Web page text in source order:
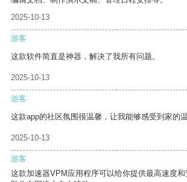
2025-10-13
游客
这款软件简直是神器，解决了我所有问题。
2025-10-13
游客
这款app的社区氛围很温馨，让我能够感受到家的温
2025-10-13
游客
这款加速器VPM应用程序可以给你提供最高速度